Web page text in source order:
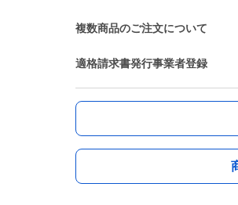
複数商品のご注文について
適格請求書発行事業者登録